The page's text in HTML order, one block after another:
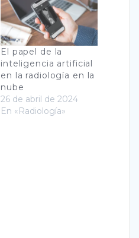
El papel de la
inteligencia artificial
en la radiología en la
nube
26 de abril de 2024
En «Radiología»